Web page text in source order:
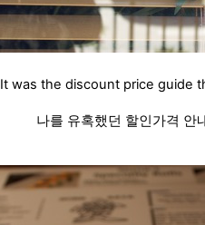
It was the discount price guide
나를 유혹했던 할인가격 안